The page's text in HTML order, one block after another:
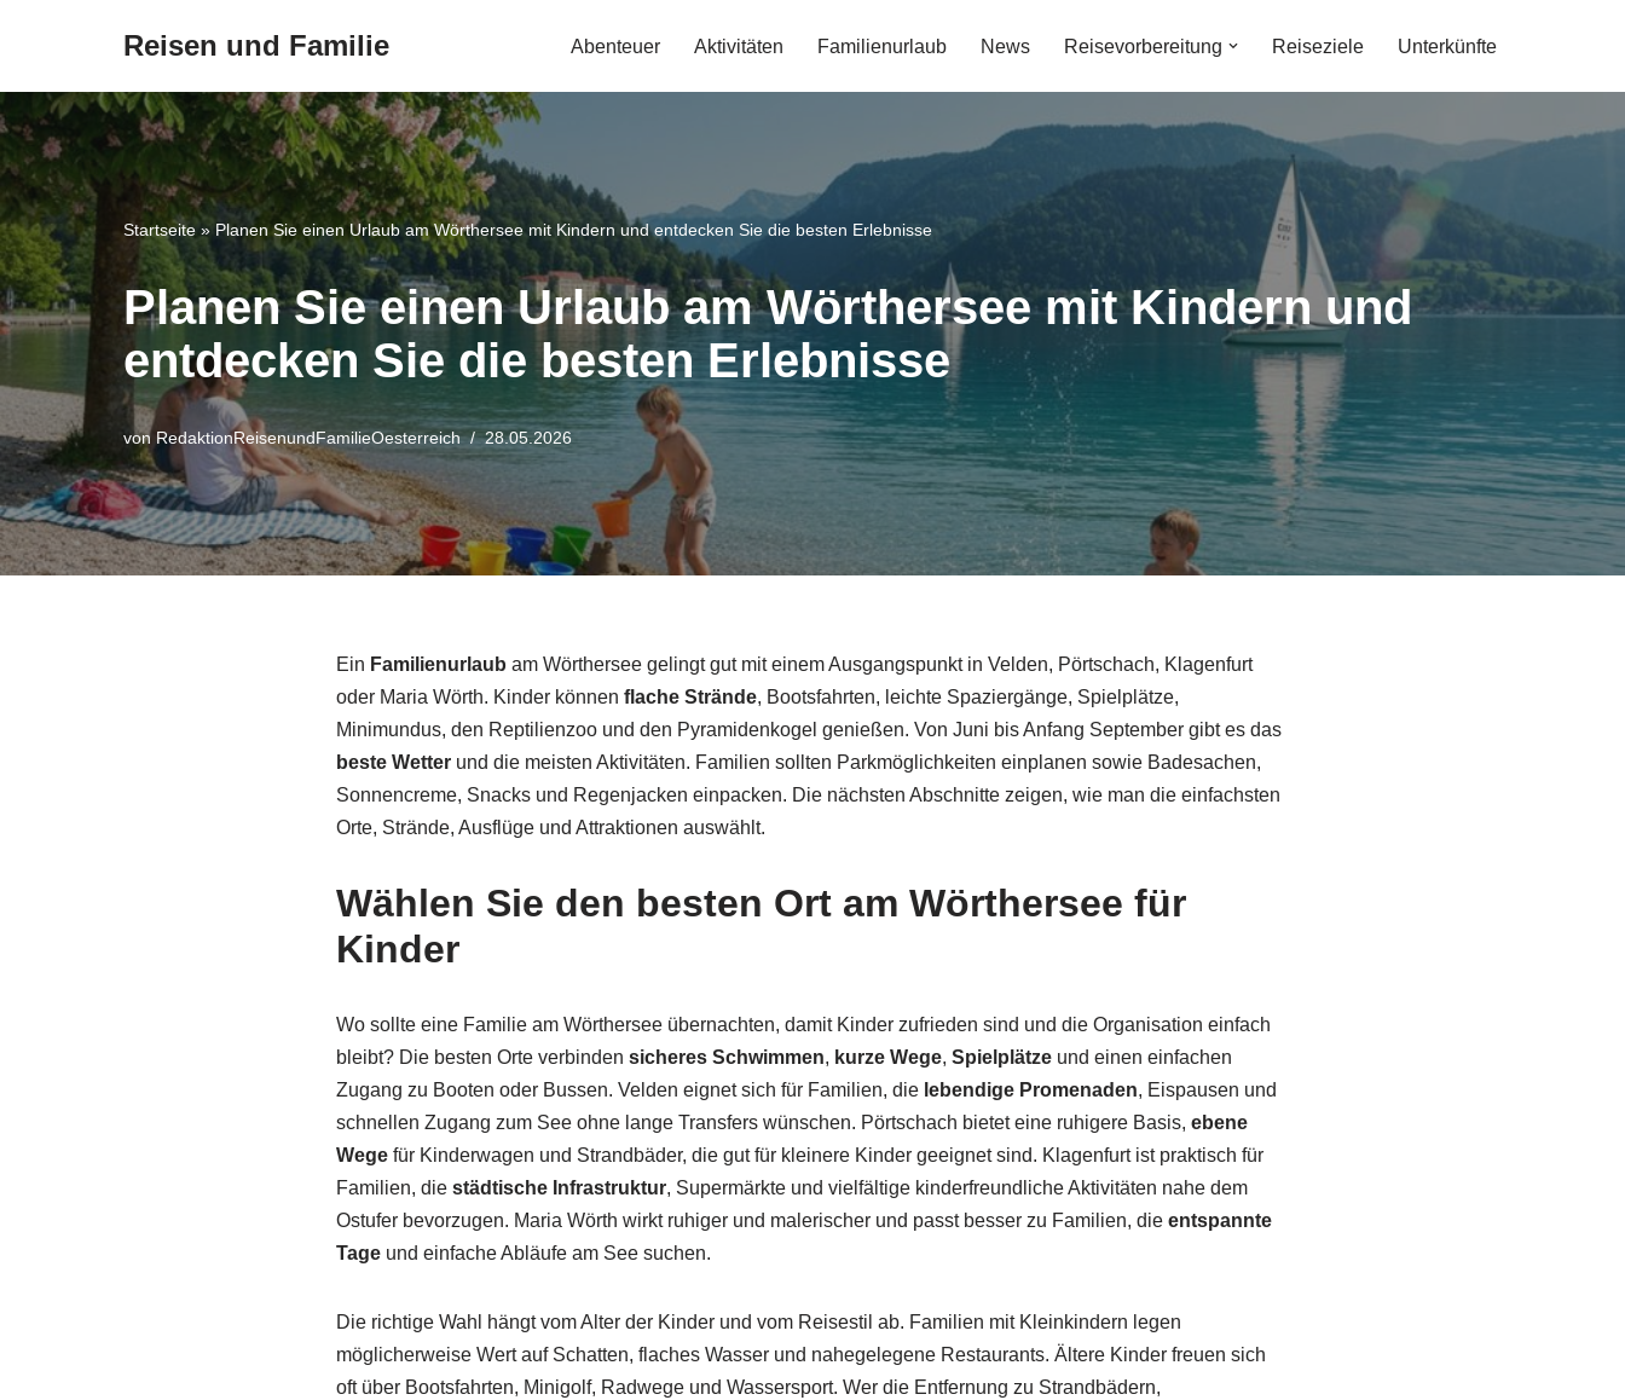
Inhalt
springen
Reisen und Familie Abenteuer Aktivitäten Familienurlaub News Reisevorbereitung Reiseziele Unterkünfte
Startseite» Planen Sie einen Urlaub am Wörthersee mit Kindern und entdecken Sie die besten Erlebnisse
Planen Sie einen Urlaub am Wörthersee mit Kindern und
entdecken Sie die besten Erlebnisse
von RedaktionReisenundFamilieOesterreich 28.05.2026
Ein Familienurlaub am Wörthersee gelingt gut mit einem Ausgangspunkt in Velden, Pörtschach, Klagenfurt
oder Maria Wörth. Kinder können flache Strände, Bootsfahrten, leichte Spaziergänge, Spielplätze,
Minimundus, den Reptilienzoo und den Pyramidenkogel genießen. Von Juni bis Anfang September gibt es das
beste Wetterund die meisten Aktivitäten. Familien sollten Parkmöglichkeiten einplanen sowie Badesachen,
Sonnencreme, Snacks und Regenjacken einpacken. Die nächsten Abschnitte zeigen, wie man die einfachsten
Orte, Strände, Ausflüge und Attraktionen auswählt.
Wählen Sie den besten Ort am Wörthersee für
Kinder
Wo sollte eine Familie am Wörthersee übernachten, damit Kinder zufrieden sind und die Organisation einfach
bleibt? Die besten Orte verbinden sicheres Schwimmen, kurze Wege, Spielplätzeund einen einfachen
Zugang zu Booten oder Bussen. Velden eignet sich für Familien, die lebendige Promenaden, Eispausen und
schnellen Zugang zum See ohne lange Transfers wünschen. Pörtschach bietet eine ruhigere Basis, ebene
Wegefür Kinderwagen und Strandbäder, die gut für kleinere Kinder geeignet sind. Klagenfurt ist praktisch für
Familien, die städtische Infrastruktur, Supermärkte und vielfältige kinderfreundliche Aktivitäten nahe dem
Ostufer bevorzugen. Maria Wörth wirkt ruhiger und malerischer und passt besser zu Familien, die entspannte
Tageund einfache Abläufe am See suchen.
Die richtige Wahl hängt vom Alter der Kinder und vom Reisestil ab. Familien mit Kleinkindern legen
möglicherweise Wert auf Schatten, flaches Wasser und nahegelegene Restaurants. Ältere Kinder freuen sich
oft über Bootsfahrten, Minigolf, Radwege und Wassersport. Wer die Entfernung zu Strandbädern,